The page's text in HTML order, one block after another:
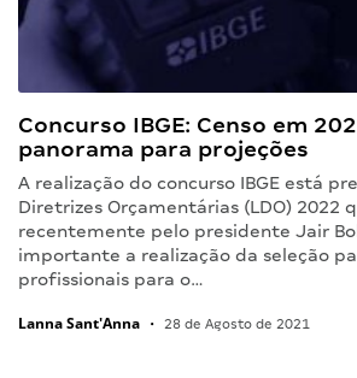
Concurso IBGE: Censo em
panorama para projeções
A realização do concurso IBGE está
Diretrizes Orçamentárias (LDO) 2022
recentemente pelo presidente Jair
importante a realização da seleção
profissionais para o…
Lanna Sant'Anna • 28 de Agosto de 2021